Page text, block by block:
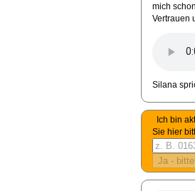
mich
Vertrauen
Silana
Ich bin
Sie hier